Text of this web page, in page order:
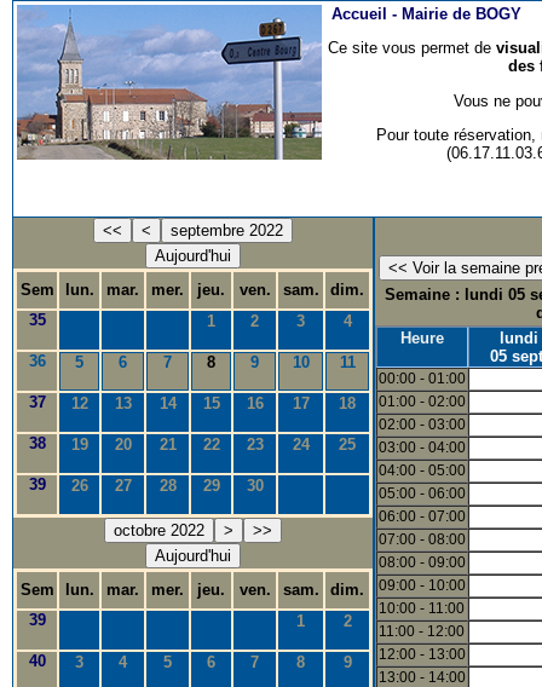
Accueil - Mairie de BOGY
Ce site vous permet de
des
Vous ne
Pour toute
<< <
septembre 2022
Aujourd'hui
Sem
lun. mar. mer. jeu. ven. sam.
dim.
35
1 2 3 4
36 5 6 7 8 9 10 11
37 12 13 14 15 16 17 18
38 19 20 21 22 23 24 25
39 26 27 28 29 30
octobre 2022 >
>>
Aujourd'hui
Sem
lun. mar. mer. jeu. ven. sam.
dim.
39
1 2
40 3 4 5 6 7 8 9
Semaine : lundi 05
Heure
lundi
05
00:00 - 01:00
01:00 - 02:00
02:00 - 03:00
03:00 - 04:00
04:00 - 05:00
05:00 - 06:00
06:00 - 07:00
07:00 - 08:00
08:00 - 09:00
09:00 - 10:00
10:00 - 11:00
11:00 - 12:00
12:00 - 13:00
13:00 - 14:00